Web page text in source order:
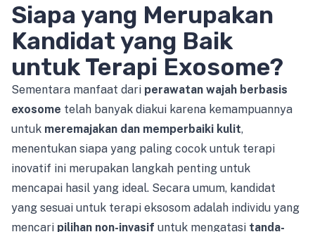
Siapa yang Merupakan
Kandidat yang Baik
untuk Terapi Exosome?
Sementara manfaat dari perawatan wajah berbasis
exosome telah banyak diakui karena kemampuannya
untuk meremajakan dan memperbaiki kulit,
menentukan siapa yang paling cocok untuk terapi
inovatif ini merupakan langkah penting untuk
mencapai hasil yang ideal. Secara umum, kandidat
yang sesuai untuk terapi eksosom adalah individu yang
mencari pilihan non-invasif untuk mengatasi tanda-